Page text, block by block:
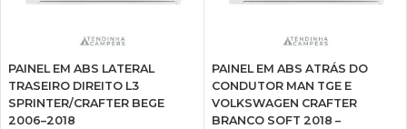
PAINEL EM ABS LATERAL
TRASEIRO DIREITO L3
SPRINTER/CRAFTER BEGE
2006–2018
PAINEL EM ABS ATRÁS DO
CONDUTOR MAN TGE E
VOLKSWAGEN CRAFTER
BRANCO SOFT 2018 –